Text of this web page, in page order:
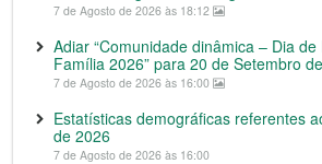
7 de Agosto de 2026 às 18:12
Adiar “Comunidade dinâmica – Dia
Família 2026” para 20 de Setembro
7 de Agosto de 2026 às 16:00
Estatísticas demográficas referentes
de 2026
7 de Agosto de 2026 às 16:00